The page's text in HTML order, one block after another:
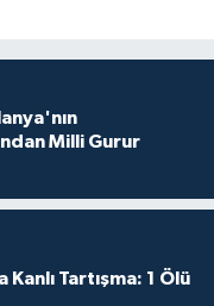
Milli Gurur
Tartışma: 1 Ölü